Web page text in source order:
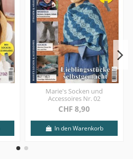
Marie's Socken und
Accessoires Nr. 02
CHF 8,90
In den Warenkorb